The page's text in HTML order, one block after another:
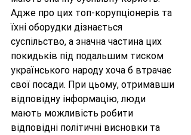
Адже про цих топ-корупціонерів та
їхні оборудки дізнається
суспільство, а значна частина цих
покидьків під подальшим тиском
українського народу хоча б втрачає
свої посади. При цьому, отримавши
відповідну інформацію, люди
мають можливість робити
відповідні політичні висновки та